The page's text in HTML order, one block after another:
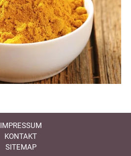
IMPRESSUM
KONTAKT
SITEMAP